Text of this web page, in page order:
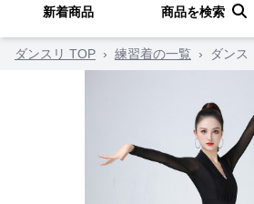
新着商品 商品を検索
ダンスリ TOP › 練習着の一覧 › ダンス